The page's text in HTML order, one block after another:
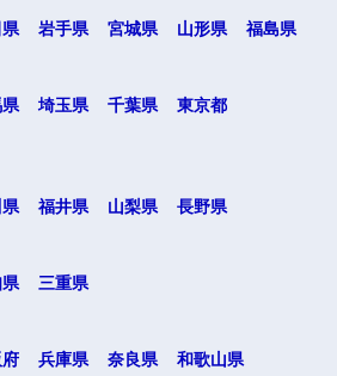
岩手県 宮城県 山形県 福島県
埼玉県 千葉県
東京都
福井県 山梨県 長野県
三重県
兵庫県 奈良県 和歌山県